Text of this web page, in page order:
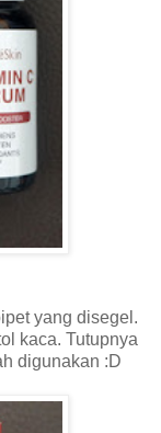
yang disegel.
kaca. Tutupnya
digunakan :D